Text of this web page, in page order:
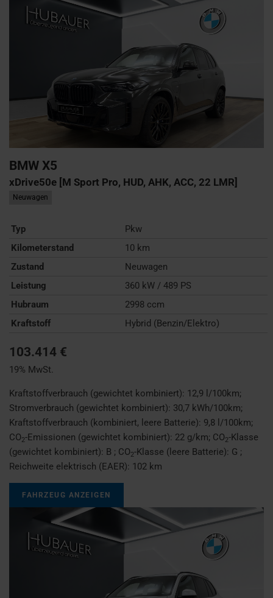
BMW X5
xDrive50e [M Sport Pro, HUD, AHK, ACC, 22 LMR]
Neuwagen
Typ
Pkw
Kilometerstand
10 km
Zustand
Neuwagen
Leistung
360 kW / 489 PS
Hubraum
2998 ccm
Kraftstoff
Hybrid (Benzin/Elektro)
103.414 €
19% MwSt.
Kraftstoffverbrauch (gewichtet kombiniert): 12,9 l/100km;
Stromverbrauch (gewichtet kombiniert): 30,7 kWh/100km;
Kraftstoffverbrauch (kombiniert, leere Batterie): 9,8 l/100km;
CO2-Emissionen (gewichtet kombiniert): 22 g/km; CO2-Klasse
(gewichtet kombiniert): B ; CO2-Klasse (leere Batterie): G ;
Reichweite elektrisch (EAER): 102 km
FAHRZEUG ANZEIGEN